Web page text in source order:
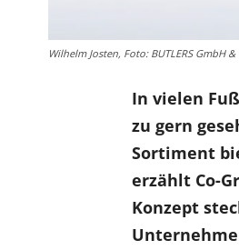
Wilhelm Josten, Foto: BUTLERS GmbH &
In vielen
zu gern
Sortiment
erzählt Co-
Konzept